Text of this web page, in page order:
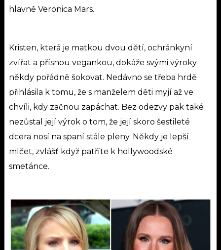
hlavně Veronica Mars.
Kristen, která je matkou dvou dětí, ochránkyní
zvířat a přísnou vegankou, dokáže svými výroky
někdy pořádně šokovat. Nedávno se třeba hrdě
přihlásila k tomu, že s manželem děti myjí až ve
chvíli, kdy začnou zapáchat. Bez odezvy pak také
nezůstal její výrok o tom, že její skoro šestileté
dcera nosí na spaní stále pleny. Někdy je lepší
mlčet, zvlášť když patříte k hollywoodské
smetánce.